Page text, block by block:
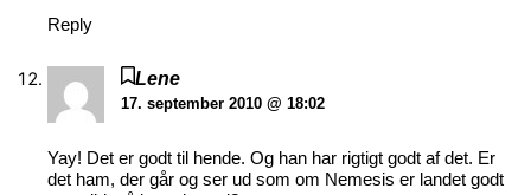
Reply
Lene
17. september 2010 @ 18:02
Yay! Det er godt til hende. Og han har rigtigt godt af det. Er
det ham, der går og ser ud som om Nemesis er landet godt